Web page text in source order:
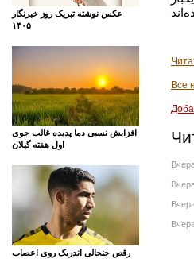
عکس نوشته تبریک روز خبرنگار
۱۴۰۵
افزایش نسبی دما پدیده غالب جوی
اول هفته گیلان
رقص جنجالی اندریک روی اعصاب
Все